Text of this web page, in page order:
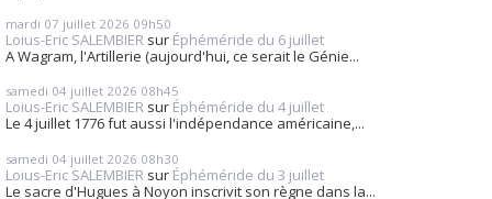
mardi 07 juillet 2026 09h50
Loius-Eric SALEMBIER sur Éphéméride du 6 juillet
A Wagram, l'Artillerie (aujourd'hui, ce serait le Génie...
samedi 04 juillet 2026 08h45
Loius-Eric SALEMBIER sur Éphéméride du 4 juillet
Le 4 juillet 1776 fut aussi l'indépendance américaine,...
samedi 04 juillet 2026 08h30
Loius-Eric SALEMBIER sur Éphéméride du 3 juillet
Le sacre d'Hugues à Noyon inscrivit son règne dans la...